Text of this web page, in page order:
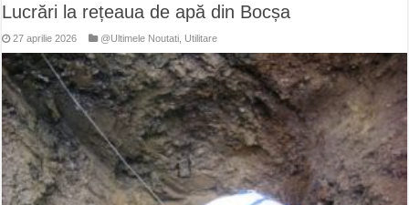
Lucrări la rețeaua de apă din Bocșa
27 aprilie 2026 @Ultimele Noutati Utilitare